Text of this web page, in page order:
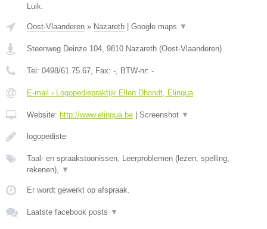
Luik.
Oost-Vlaanderen » Nazareth Google maps ▼
Steenweg Deinze 104, 9810 Nazareth (Oost-Vlaanderen)
Tel: 0498/61.75.67, Fax: -, BTW-nr: -
E-mail › Logopediepraktijk Ellen Dhondt, Elingua
Website: http://www.elingua.be Screenshot ▼
logopediste
Taal- en spraakstoonissen, Leerproblemen (lezen, spelling,
rekenen), ▼
Er wordt gewerkt op afspraak.
Laatste facebook posts ▼